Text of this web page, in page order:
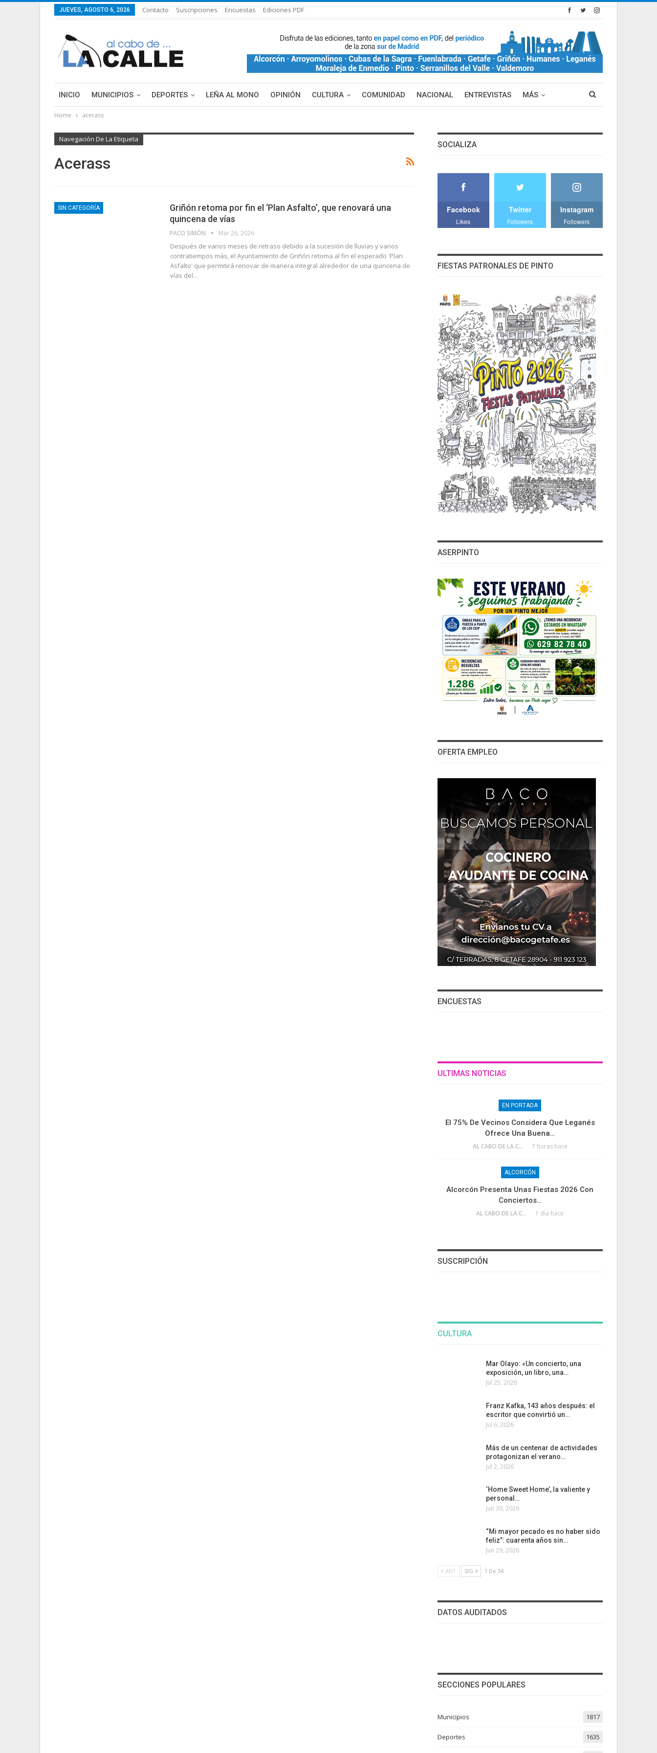
JUEVES, AGOSTO 6, 2026 Contacto Suscripciones Encuestas Ediciones PDF
INICIO MUNICIPIOS DEPORTES LEÑA AL MONO OPINIÓN CULTURA COMUNIDAD NACIONAL ENTREVISTAS MÁS
Home acerass
Navegación De La Etiqueta
Acerass
SIN CATEGORÍA
Griñón retoma por fin el ‘Plan Asfalto’, que renovará una
quincena de vías
PACO SIMÓN Mar 26, 2026
Después de varios meses de retraso debido a la sucesión de lluvias y varios
contratiempos más, el Ayuntamiento de Griñón retoma al fin el esperado 'Plan
Asfalto' que permitirá renovar de manera integral alrededor de una quincena de
vías del…
SOCIALIZA
Facebook
Likes
Twitter
Followers
Instagram
Followers
FIESTAS PATRONALES DE PINTO
ASERPINTO
OFERTA EMPLEO
ENCUESTAS
ULTIMAS NOTICIAS
EN PORTADA
El 75% De Vecinos Considera Que Leganés
Ofrece Una Buena…
AL CABO DE LA CALLE 7 horas hace
ALCORCÓN
Alcorcón Presenta Unas Fiestas 2026 Con
Conciertos…
AL CABO DE LA CALLE 1 día hace
SUSCRIPCIÓN
CULTURA
Mar Olayo: «Un concierto, una
exposición, un libro, una…
Jul 25, 2026
Franz Kafka, 143 años después: el
escritor que convirtió un…
Jul 6, 2026
Más de un centenar de actividades
protagonizan el verano…
Jul 2, 2026
‘Home Sweet Home’, la valiente y
personal…
Jun 30, 2026
“Mi mayor pecado es no haber sido
feliz”: cuarenta años sin…
Jun 29, 2026
ANT SIG 1 De 34
DATOS AUDITADOS
SECCIONES POPULARES
Municipios 1817
Deportes 1635